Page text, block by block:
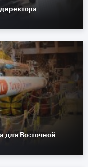
для Восточной